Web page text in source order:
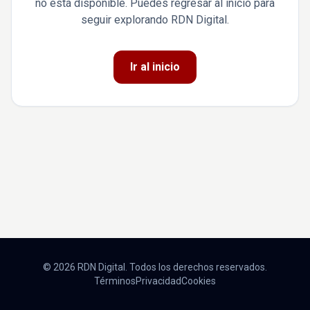
no está disponible. Puedes regresar al inicio para
seguir explorando RDN Digital.
Ir al inicio
© 2026 RDN Digital. Todos los derechos reservados.
TérminosPrivacidadCookies